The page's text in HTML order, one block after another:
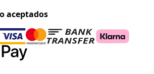
aceptados